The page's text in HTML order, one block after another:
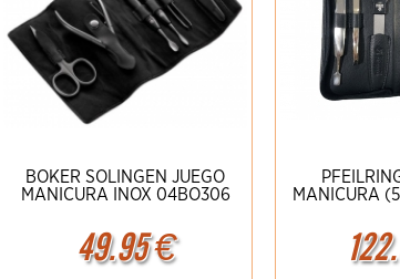
BOKER SOLINGEN JUEGO
MANICURA INOX 04BO306
49.95€
Ampliar Detalles
MANICURA
Ampliar